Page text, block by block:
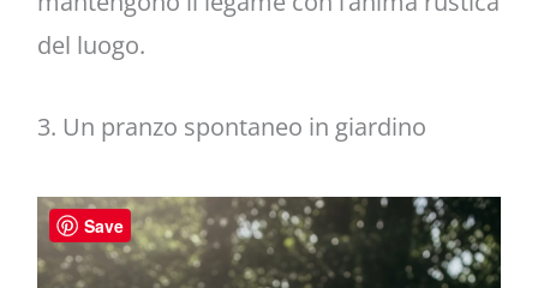
del luogo.
3. Un pranzo spontaneo in giardino
Save